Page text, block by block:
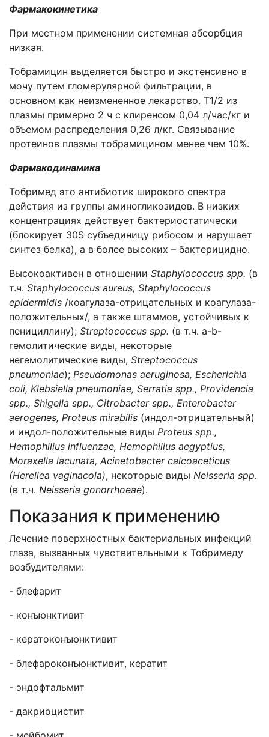
Фармакокинетика
При местном применении системная абсорбция
низкая.
Тобрамицин выделяется быстро и экстенсивно в
мочу путем гломерулярной фильтрации, в
основном как неизмененное лекарство. Т1/2 из
плазмы примерно 2 ч с клиренсом 0,04 л/час/кг и
объемом распределения 0,26 л/кг. Связывание
протеинов плазмы тобрамицином менее чем 10%.
Фармакодинамика
Тобримед это антибиотик широкого спектра
действия из группы аминогликозидов. В низких
концентрациях действует бактериостатически
(блокирует 30S субъединицу рибосом и нарушает
синтез белка), а в более высоких – бактерицидно.
Высокоактивен в отношении Staphylococcus spp. (в
т.ч. Staphylococcus aureus, Staphylococcus
epidermidis /коагулаза-отрицательных и коагулаза-
положительных/, а также штаммов, устойчивых к
пенициллину); Streptococcus spp. (в т.ч. а-b-
гемолитические виды, некоторые
негемолитические виды, Streptococcus
pneumoniae); Pseudomonas aeruginosa, Escherichia
coli, Klebsiella pneumoniae, Serratia spp., Providencia
spp., Shigella spp., Citrobacter spp., Enterobacter
aerogenes, Proteus mirabilis (индол-отрицательный)
и индол-положительные виды Proteus spp.,
Hemophilius influenzae, Hemophilius aegyptius,
Moraxella lacunata, Acinetobacter calcoaceticus
(Herellea vaginacola), некоторые виды Neisseria spp.
(в т.ч. Neisseria gonorrhoeae).
Показания к применению
Лечение поверхностных бактериальных инфекций
глаза, вызванных чувствительными к Тобримеду
возбудителями:
- блефарит
- конъюнктивит
- кератоконъюнктивит
- блефароконъюнктивит, кератит
- эндофтальмит
- дакриоцистит